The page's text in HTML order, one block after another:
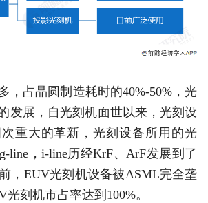
，占晶圆制造耗时的40%-50%，光
发展，自光刻机面世以来，光刻设
重大的革新，光刻设备所用的光
line，i-line历经KrF、ArF发展到了
，EUV光刻机设备被ASML完全垄
刻机市占率达到100%。